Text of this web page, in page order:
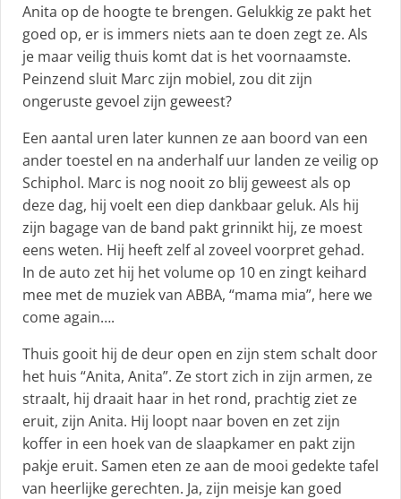
Anita op de hoogte te brengen. Gelukkig ze pakt het
goed op, er is immers niets aan te doen zegt ze. Als
je maar veilig thuis komt dat is het voornaamste.
Peinzend sluit Marc zijn mobiel, zou dit zijn
ongeruste gevoel zijn geweest?
Een aantal uren later kunnen ze aan boord van een
ander toestel en na anderhalf uur landen ze veilig op
Schiphol. Marc is nog nooit zo blij geweest als op
deze dag, hij voelt een diep dankbaar geluk. Als hij
zijn bagage van de band pakt grinnikt hij, ze moest
eens weten. Hij heeft zelf al zoveel voorpret gehad.
In de auto zet hij het volume op 10 en zingt keihard
mee met de muziek van ABBA, “mama mia”, here we
come again….
Thuis gooit hij de deur open en zijn stem schalt door
het huis “Anita, Anita”. Ze stort zich in zijn armen, ze
straalt, hij draait haar in het rond, prachtig ziet ze
eruit, zijn Anita. Hij loopt naar boven en zet zijn
koffer in een hoek van de slaapkamer en pakt zijn
pakje eruit. Samen eten ze aan de mooi gedekte tafel
van heerlijke gerechten. Ja, zijn meisje kan goed